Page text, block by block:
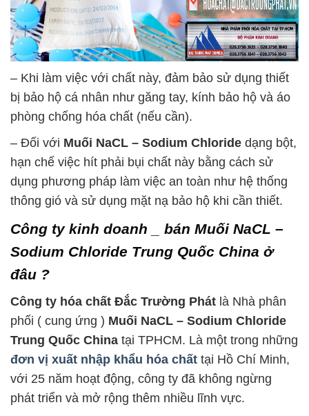
– Khi làm việc với chất này, đảm bảo sử dụng thiết
bị bảo hộ cá nhân như găng tay, kính bảo hộ và áo
phòng chống hóa chất (nếu cần).
– Đối với Muối NaCL – Sodium Chloride dạng bột,
hạn chế việc hít phải bụi chất này bằng cách sử
dụng phương pháp làm việc an toàn như hệ thống
thông gió và sử dụng mặt nạ bảo hộ khi cần thiết.
Công ty kinh doanh _ bán Muối NaCL –
Sodium Chloride Trung Quốc China ở
đâu ?
Công ty hóa chất Đắc Trường Phát là Nhà phân
phối ( cung ứng ) Muối NaCL – Sodium Chloride
Trung Quốc China tại TPHCM. Là một trong những
đơn vị xuất nhập khẩu hóa chất tại Hồ Chí Minh,
với 25 năm hoạt động, công ty đã không ngừng
phát triển và mở rộng thêm nhiều lĩnh vực.